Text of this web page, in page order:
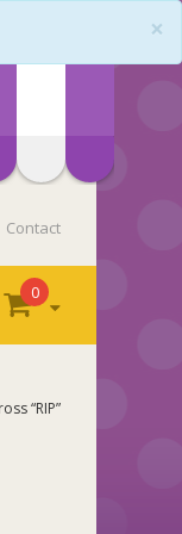
×
Contact
0
“RIP”